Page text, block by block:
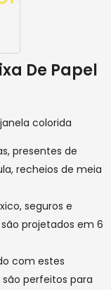
De Papel
colorida
presentes de
recheios de meia
seguros e
projetados em 6
com estes
são perfeitos para